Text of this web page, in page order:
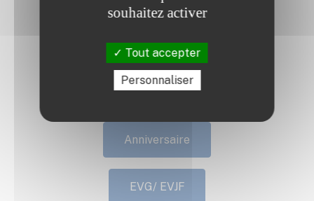
Baptême
Naissance
Anniversaire
EVG/ EVJF
souhaitez activer
Tout accepter
Personnaliser